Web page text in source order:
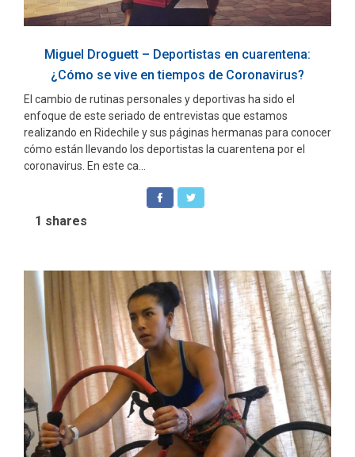
Miguel Droguett – Deportistas en cuarentena:
¿Cómo se vive en tiempos de Coronavirus?
El cambio de rutinas personales y deportivas ha sido el
enfoque de este seriado de entrevistas que estamos
realizando en Ridechile y sus páginas hermanas para conocer
cómo están llevando los deportistas la cuarentena por el
coronavirus. En este ca...
1 shares